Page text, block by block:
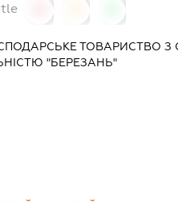
ТОВАРИСТВО
"БЕРЕЗАНЬ"